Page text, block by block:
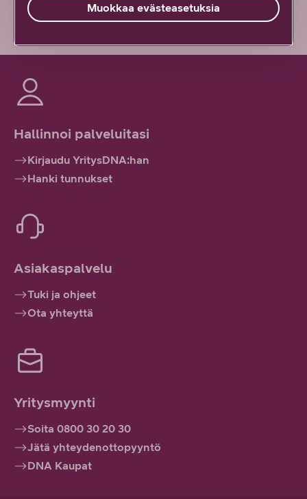
Hallinnoi palveluitasi
Kirjaudu YritysDNA:han
Hanki tunnukset
Asiakaspalvelu
Tuki ja ohjeet
Ota yhteyttä
Yritysmyynti
Soita 0800 30 20 30
Jätä yhteydenottopyyntö
DNA Kaupat
Muokkaa evästeasetuksia